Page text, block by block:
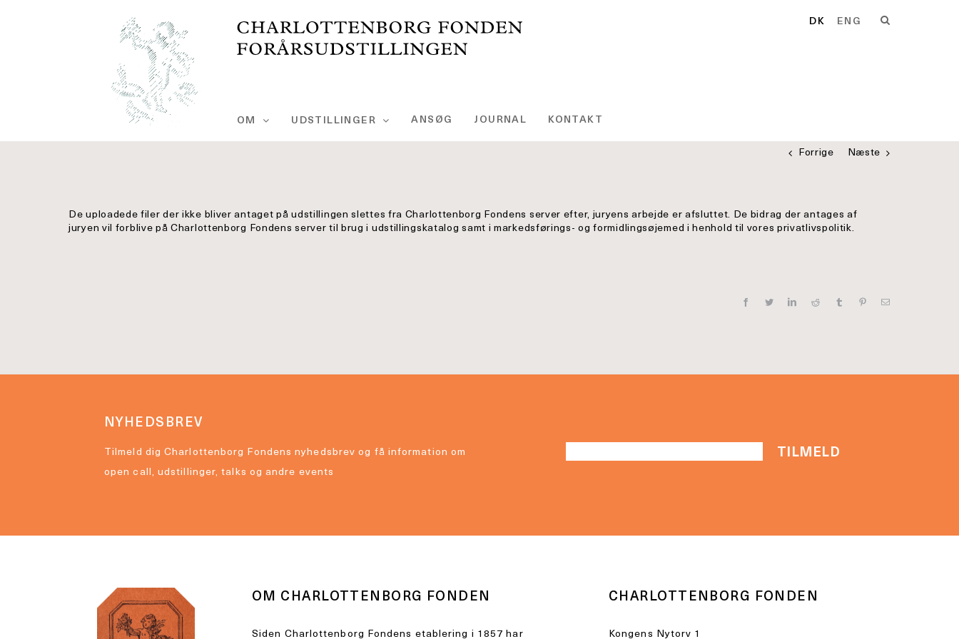
DK ENG
OM UDSTILLINGER ANSØG JOURNAL KONTAKT
Forrige Næste
De uploadede filer der ikke bliver antaget på udstillingen slettes fra Charlottenborg Fondens server efter, juryens arbejde er afsluttet. De bidrag der antages af
juryen vil forblive på Charlottenborg Fondens server til brug i udstillingskatalog samt i markedsførings- og formidlingsøjemed i henhold til vores privatlivspolitik.
FacebookTwitter LinkedInReddit Tumblr Pinterest
NYHEDSBREV
Tilmeld dig Charlottenborg Fondens nyhedsbrev og få information om
open call, udstillinger, talks og andre events
OM CHARLOTTENBORG FONDEN
Siden Charlottenborg Fondens etablering i 1857 har
CHARLOTTENBORG FONDEN
Kongens Nytorv 1